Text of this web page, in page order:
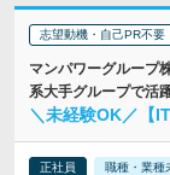
志望動機・自己PR不要
マンパワーグループ
系大手グループで活
＼未経験OK／【
正社員 職種・業種